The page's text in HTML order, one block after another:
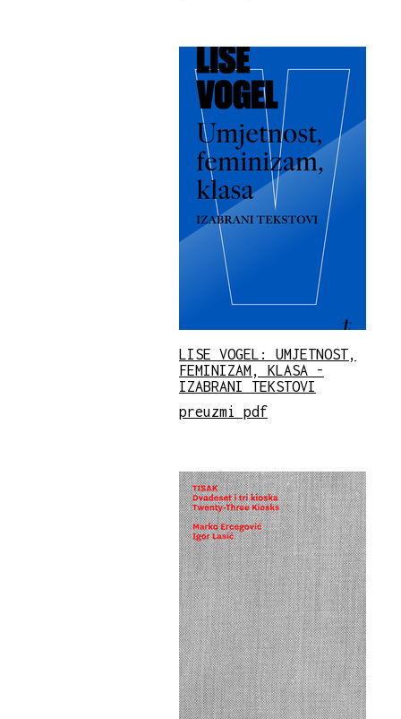
LISE VOGEL: UMJETNOST,
FEMINIZAM, KLASA -
IZABRANI TEKSTOVI
preuzmi pdf